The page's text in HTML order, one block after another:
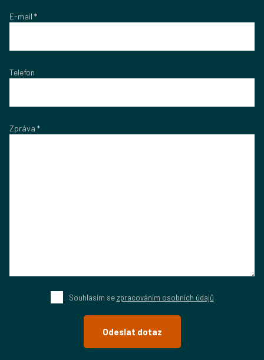
E-mail *
Telefon
Zpráva *
Souhlasím sezpracováním osobních údajů
Odeslat dotaz